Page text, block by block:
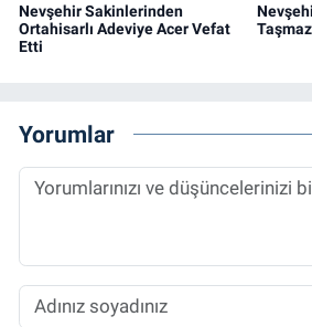
Nevşehir Sakinlerinden
Ortahisarlı Adeviye Acer Vefat
Etti
Yorumlar